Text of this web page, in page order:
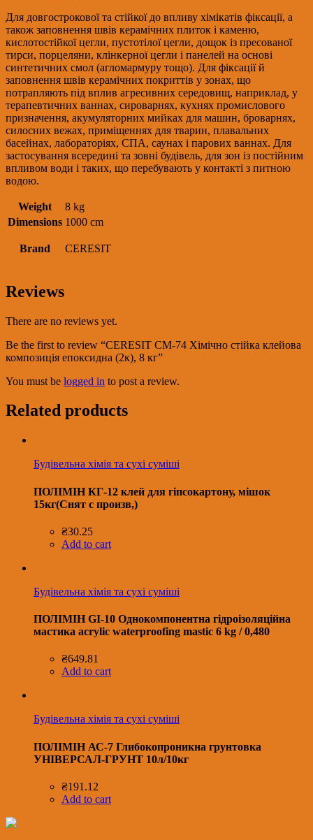
кг
quantity
Для довгострокової та стійкої до впливу хімікатів фіксації, а
також заповнення швів керамічних плиток і каменю,
кислотостійкої цегли, пустотілої цегли, дощок із пресованої
тирси, порцеляни, клінкерної цегли і панелей на основі
синтетичних смол (агломармуру тощо). Для фіксації й
заповнення швів керамічних покриттів у зонах, що
потрапляють під вплив агресивних середовищ, наприклад, у
терапевтичних ваннах, сироварнях, кухнях промислового
призначення, акумуляторних мийках для машин, броварнях,
силосних вежах, приміщеннях для тварин, плавальних
басейнах, лабораторіях, СПА, саунах і парових ваннах. Для
застосування всередині та зовні будівель, для зон із постійним
впливом води і таких, що перебувають у контакті з питною
водою.
Weight
8 kg
Dimensions 1000 cm
Brand CERESIT
Reviews
There are no reviews yet.
Be the first to review “CERESIT CМ-74 Хімічно стійка клейова
композиція епоксидна (2к), 8 кг”
You must be logged in to post a review.
Related products
Будівельна хімія та сухі суміші
ПОЛІМІН КГ-12 клей для гіпсокартону, мішок
15кг(Снят с произв,)
₴30.25
Add to cart
Будівельна хімія та сухі суміші
ПОЛІМІН GI-10 Однокомпонентна гідроізоляційна
мастика acrylic waterproofing mastic 6 kg / 0,480
₴649.81
Add to cart
Будівельна хімія та сухі суміші
ПОЛІМІН АС-7 Глибокопроникна грунтовка
УНІВЕРСАЛ-ГРУНТ 10л/10кг
₴191.12
Add to cart